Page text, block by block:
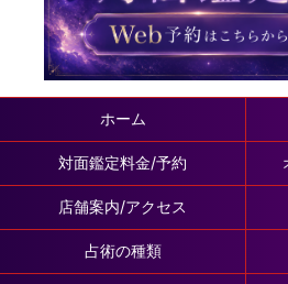
ホーム
対面鑑定料金/予約
店舗案内/アクセス
占術の種類